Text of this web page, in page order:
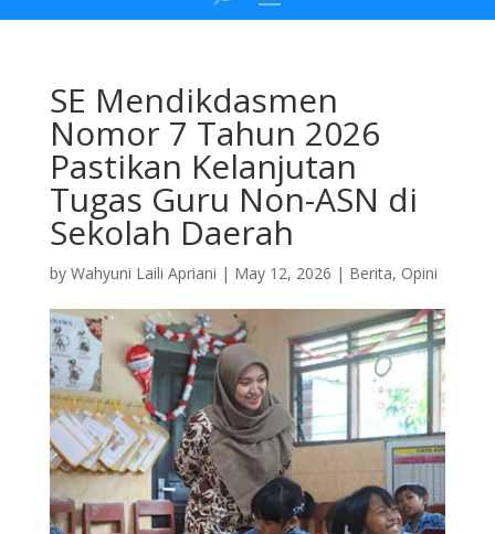
SE Mendikdasmen
Nomor 7 Tahun 2026
Pastikan Kelanjutan
Tugas Guru Non-ASN di
Sekolah Daerah
by Wahyuni Laili Apriani | May 12, 2026 | Berita, Opini